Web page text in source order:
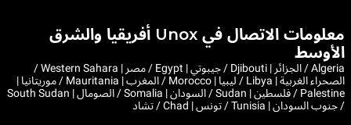
معلومات الاتصال في Unox أفريقيا والشرق
الأوسط
Algeria / الجزائر | Djibouti / جيبوتي | Egypt / مصر | Western Sahara /
الصحراء الغربية | Libya / ليبيا | Morocco / المغرب | Mauritania / موريتانيا |
Palestine / فلسطين | Sudan / السودان | Somalia / الصومال | South Sudan
/ جنوب السودان | Tunisia / تونس | Chad / تشاد